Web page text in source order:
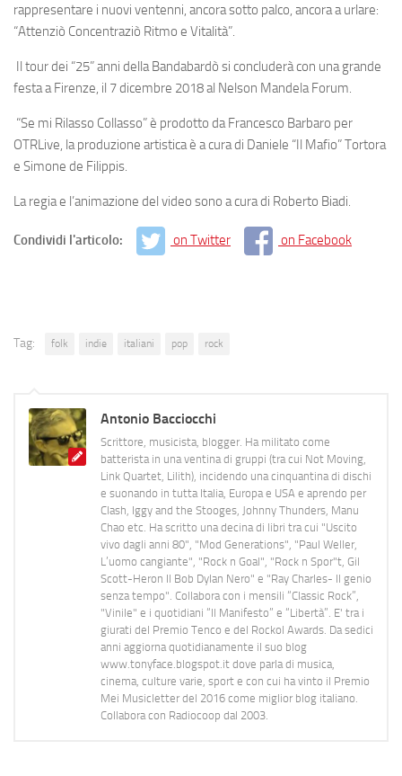
rappresentare i nuovi ventenni, ancora sotto palco, ancora a urlare:
“Attenziò Concentraziò Ritmo e Vitalità”.
Il tour dei “25” anni della Bandabardò si concluderà con una grande
festa a Firenze, il 7 dicembre 2018 al Nelson Mandela Forum.
“Se mi Rilasso Collasso” è prodotto da Francesco Barbaro per
OTRLive, la produzione artistica è a cura di Daniele “Il Mafio” Tortora
e Simone de Filippis.
La regia e l’animazione del video sono a cura di Roberto Biadi.
Condividi l'articolo: on Twitter on Facebook
Tag: folk indie italiani pop rock
Antonio Bacciocchi
Scrittore, musicista, blogger. Ha militato come
batterista in una ventina di gruppi (tra cui Not Moving,
Link Quartet, Lilith), incidendo una cinquantina di dischi
e suonando in tutta Italia, Europa e USA e aprendo per
Clash, Iggy and the Stooges, Johnny Thunders, Manu
Chao etc. Ha scritto una decina di libri tra cui "Uscito
vivo dagli anni 80", "Mod Generations", "Paul Weller,
L’uomo cangiante", "Rock n Goal", "Rock n Spor"t, Gil
Scott-Heron Il Bob Dylan Nero" e "Ray Charles- Il genio
senza tempo". Collabora con i mensili “Classic Rock”,
"Vinile" e i quotidiani “Il Manifesto” e “Libertà”. E' tra i
giurati del Premio Tenco e del Rockol Awards. Da sedici
anni aggiorna quotidianamente il suo blog
www.tonyface.blogspot.it dove parla di musica,
cinema, culture varie, sport e con cui ha vinto il Premio
Mei Musicletter del 2016 come miglior blog italiano.
Collabora con Radiocoop dal 2003.